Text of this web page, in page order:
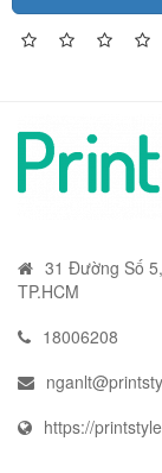
31 Đường Số
TP.HCM
18006208
https://